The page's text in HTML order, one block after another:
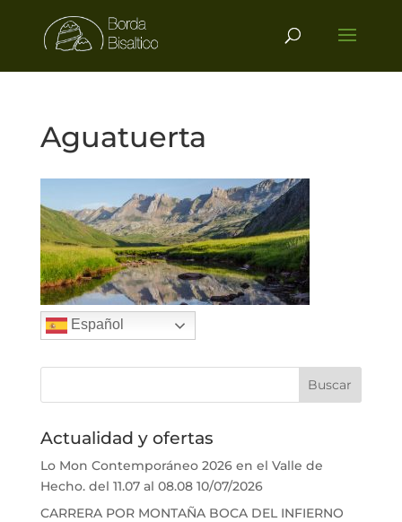
Aguatuerta
Español
Actualidad y ofertas
Lo Mon Contemporáneo 2026 en el Valle de
Hecho. del 11.07 al 08.08 10/07/2026
CARRERA POR MONTAÑA BOCA DEL INFIERNO